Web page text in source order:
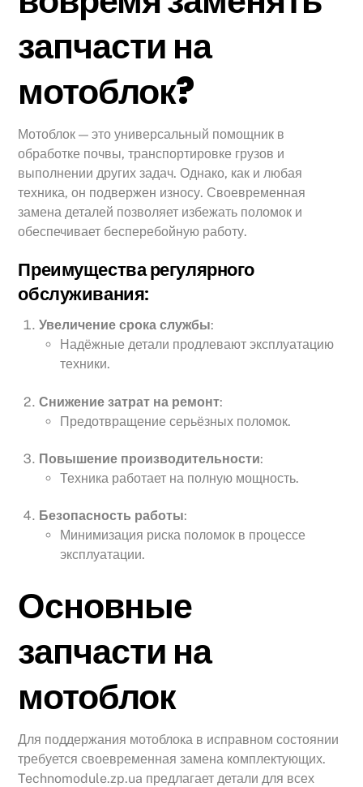
запчасти на
мотоблок?
Мотоблок — это универсальный помощник в
обработке почвы, транспортировке грузов и
выполнении других задач. Однако, как и любая
техника, он подвержен износу. Своевременная
замена деталей позволяет избежать поломок и
обеспечивает бесперебойную работу.
Преимущества регулярного
обслуживания:
Увеличение срока службы:
Надёжные детали продлевают эксплуатацию
техники.
Снижение затрат на ремонт:
Предотвращение серьёзных поломок.
Повышение производительности:
Техника работает на полную мощность.
Безопасность работы:
Минимизация риска поломок в процессе
эксплуатации.
Основные
запчасти на
мотоблок
Для поддержания мотоблока в исправном состоянии
требуется своевременная замена комплектующих.
Technomodule.zp.ua предлагает детали для всех